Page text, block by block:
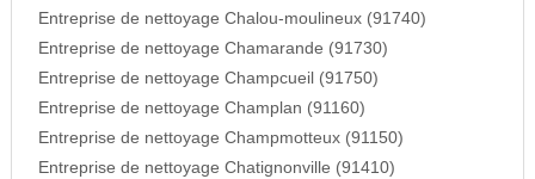
Entreprise de nettoyage Chalou-moulineux (91740)
Entreprise de nettoyage Chamarande (91730)
Entreprise de nettoyage Champcueil (91750)
Entreprise de nettoyage Champlan (91160)
Entreprise de nettoyage Champmotteux (91150)
Entreprise de nettoyage Chatignonville (91410)